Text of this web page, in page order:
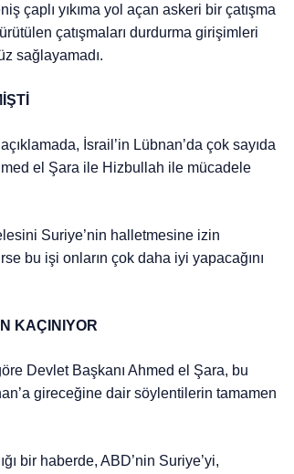
çaplı yıkıma yol açan askeri bir çatışma
çatışmaları durdurma girişimleri
sağlayamadı.
İsrail’in Lübnan’da çok sayıda
el Şara ile Hizbullah ile mücadele
Suriye’nin halletmesine izin
bu işi onların çok daha iyi yapacağını
KAÇINIYOR
Devlet Başkanı Ahmed el Şara, bu
gireceğine dair söylentilerin tamamen
bir haberde, ABD’nin Suriye’yi,